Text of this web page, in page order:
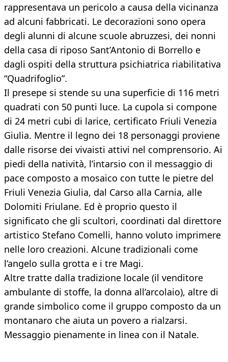
rappresentava un pericolo a causa della vicinanza
ad alcuni fabbricati. Le decorazioni sono opera
degli alunni di alcune scuole abruzzesi, dei nonni
della casa di riposo Sant’Antonio di Borrello e
dagli ospiti della struttura psichiatrica riabilitativa
“Quadrifoglio”.
Il presepe si stende su una superficie di 116 metri
quadrati con 50 punti luce. La cupola si compone
di 24 metri cubi di larice, certificato Friuli Venezia
Giulia. Mentre il legno dei 18 personaggi proviene
dalle risorse dei vivaisti attivi nel comprensorio. Ai
piedi della natività, l’intarsio con il messaggio di
pace composto a mosaico con tutte le pietre del
Friuli Venezia Giulia, dal Carso alla Carnia, alle
Dolomiti Friulane. Ed è proprio questo il
significato che gli scultori, coordinati dal direttore
artistico Stefano Comelli, hanno voluto imprimere
nelle loro creazioni. Alcune tradizionali come
l’angelo sulla grotta e i tre Magi.
Altre tratte dalla tradizione locale (il venditore
ambulante di stoffe, la donna all’arcolaio), altre di
grande simbolico come il gruppo composto da un
montanaro che aiuta un povero a rialzarsi.
Messaggio pienamente in linea con il Natale.